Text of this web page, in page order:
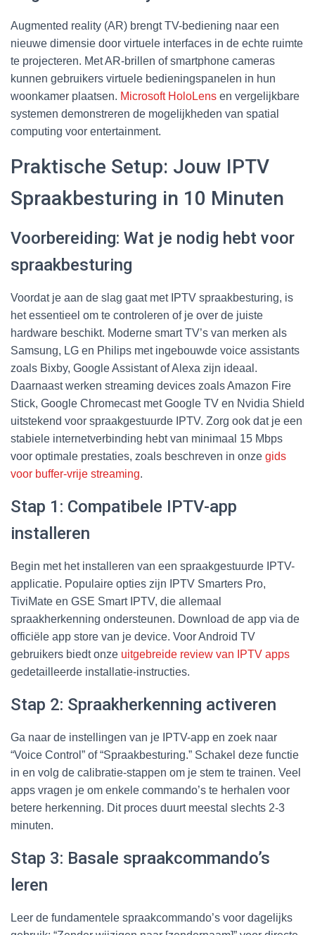
Augmented reality (AR) brengt TV-bediening naar een
nieuwe dimensie door virtuele interfaces in de echte ruimte
te projecteren. Met AR-brillen of smartphone cameras
kunnen gebruikers virtuele bedieningspanelen in hun
woonkamer plaatsen. Microsoft HoloLens en vergelijkbare
systemen demonstreren de mogelijkheden van spatial
computing voor entertainment.
Praktische Setup: Jouw IPTV
Spraakbesturing in 10 Minuten
Voorbereiding: Wat je nodig hebt voor
spraakbesturing
Voordat je aan de slag gaat met IPTV spraakbesturing, is
het essentieel om te controleren of je over de juiste
hardware beschikt. Moderne smart TV’s van merken als
Samsung, LG en Philips met ingebouwde voice assistants
zoals Bixby, Google Assistant of Alexa zijn ideaal.
Daarnaast werken streaming devices zoals Amazon Fire
Stick, Google Chromecast met Google TV en Nvidia Shield
uitstekend voor spraakgestuurde IPTV. Zorg ook dat je een
stabiele internetverbinding hebt van minimaal 15 Mbps
voor optimale prestaties, zoals beschreven in onze gids
voor buffer-vrije streaming.
Stap 1: Compatibele IPTV-app
installeren
Begin met het installeren van een spraakgestuurde IPTV-
applicatie. Populaire opties zijn IPTV Smarters Pro,
TiviMate en GSE Smart IPTV, die allemaal
spraakherkenning ondersteunen. Download de app via de
officiële app store van je device. Voor Android TV
gebruikers biedt onze uitgebreide review van IPTV apps
gedetailleerde installatie-instructies.
Stap 2: Spraakherkenning activeren
Ga naar de instellingen van je IPTV-app en zoek naar
“Voice Control” of “Spraakbesturing.” Schakel deze functie
in en volg de calibratie-stappen om je stem te trainen. Veel
apps vragen je om enkele commando’s te herhalen voor
betere herkenning. Dit proces duurt meestal slechts 2-3
minuten.
Stap 3: Basale spraakcommando’s
leren
Leer de fundamentele spraakcommando’s voor dagelijks